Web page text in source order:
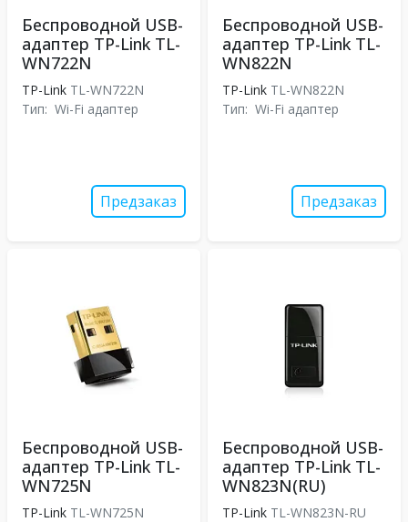
Беспроводной USB-
адаптер TP-Link TL-
WN722N
TP-Link TL-WN722N
Тип: Wi-Fi адаптер
Предзаказ
Беспроводной USB-
адаптер TP-Link TL-
WN822N
TP-Link TL-WN822N
Тип: Wi-Fi адаптер
Предзаказ
Беспроводной USB-
адаптер TP-Link TL-
WN725N
TP-Link TL-WN725N
Беспроводной USB-
адаптер TP-Link TL-
WN823N(RU)
TP-Link TL-WN823N-RU